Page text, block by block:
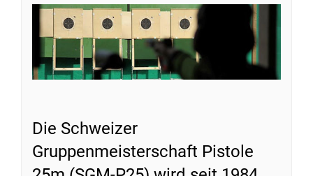
Die Schweizer
Gruppenmeisterschaft Pistole